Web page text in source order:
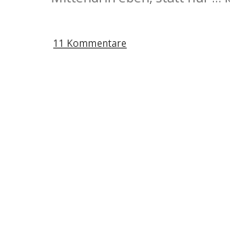
11 Kommentare